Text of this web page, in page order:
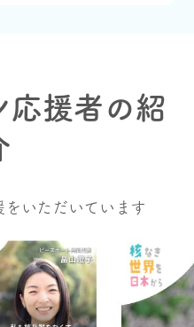
応援者の紹
いただいています